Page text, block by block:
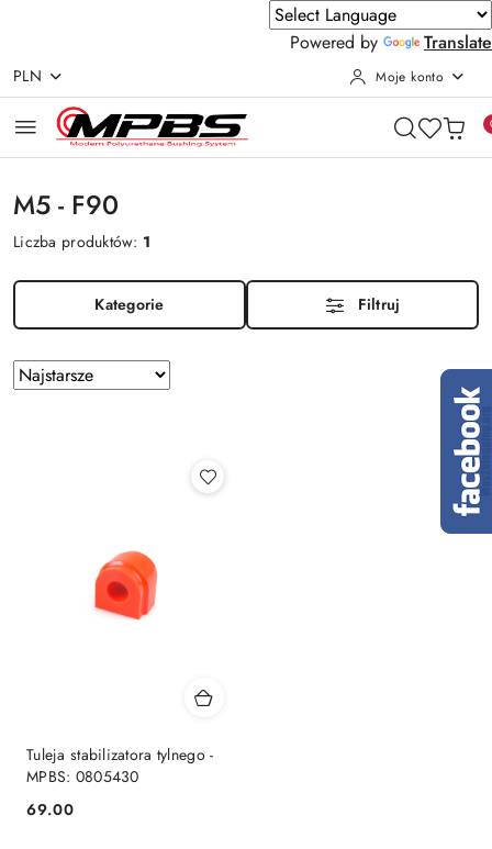
Powered by
Translate
Przejdź do treści głównej
Przejdź do wyszukiwarki
Przejdź do moje konto
Przejdź do menu głównego
Przejdź do stopki
PLN Moje konto
M5 - F90
Liczba produktów: 1
Kategorie Filtruj
Zastosowano
sortowanie:
Sortuj
według
Tuleja stabilizatora tylnego -
MPBS: 0805430
Cena:
69.00